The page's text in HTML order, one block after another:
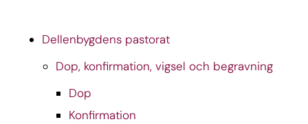
Dellenbygdens pastorat
Dop, konfirmation, vigsel och begravning
Dop
Konfirmation